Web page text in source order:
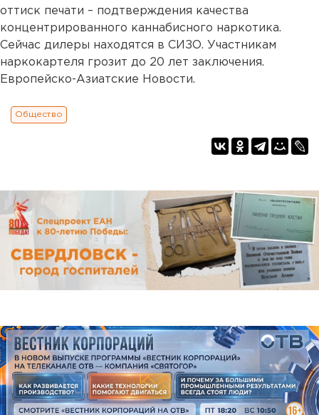
оттиск печати – подтверждения качества
концентрированного каннабисного наркотика.
Сейчас дилеры находятся в СИЗО. Участникам
наркокартеля грозит до 20 лет заключения.
Европейско-Азиатские Новости.
Общество